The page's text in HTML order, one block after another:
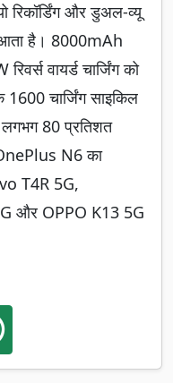
और डुअल-व्यू
आता है। 8000mAh
वायर्ड चार्जिंग को
1600 चार्जिंग साइकिल
लगभग 80 प्रतिशत
N6 का
T4R 5G,
और OPPO K13 5G